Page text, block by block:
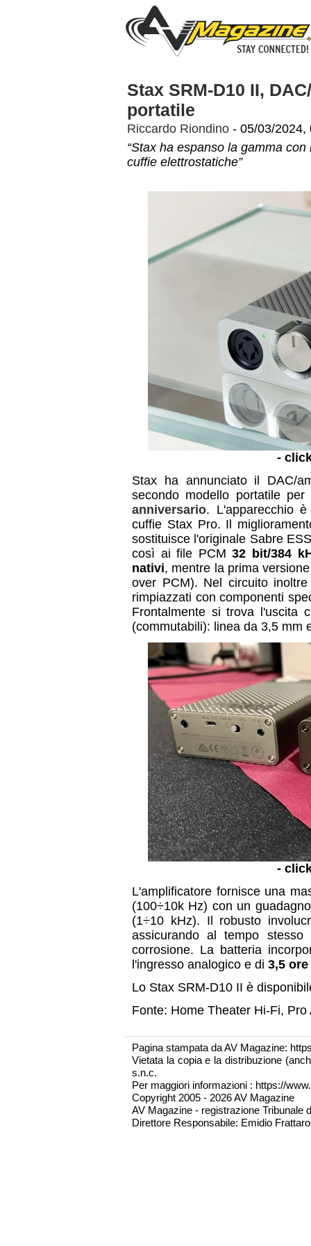
Stax SRM-D10 II,
portatile
Riccardo Riondino - 05/03/2024,
“Stax ha espanso la gamma
cuffie elettrostatiche”
-
Stax ha annunciato il DAC/
secondo modello portatile
anniversario. L'apparecchio
cuffie Stax Pro. Il
sostituisce l'originale Sabre
così ai file PCM32 bit/384
nativi, mentre la prima
over PCM). Nel circuito
rimpiazzati con componenti
Frontalmente si trova l'uscita
(commutabili): linea da 3,5 mm
-
L'amplificatore fornisce una
(100÷10k Hz) con un
(1÷10 kHz). Il robusto
assicurando al tempo
corrosione. La batteria
l'ingresso analogico e di 3,5 ore
Lo Stax SRM-D10 II è
Fonte: Home Theater Hi-Fi,
Pagina stampata da AV Magazine:
Vietata la copia e la distribuzione
s.n.c.
Per maggiori informazioni : https://
Copyright 2005 - 2026 AV Magazine
AV Magazine - registrazione Tribunale
Direttore Responsabile: Emidio